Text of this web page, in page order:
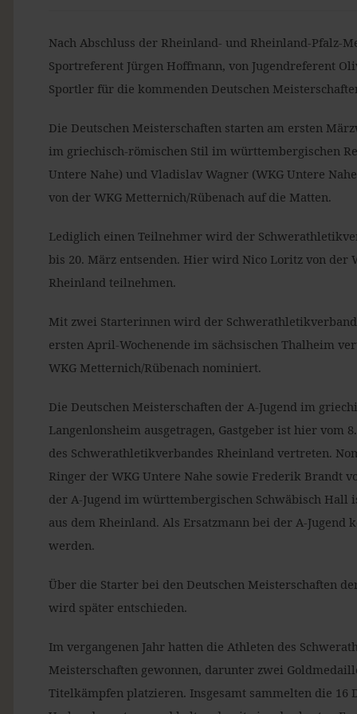
Nach Abschluss der Rheinland- und Rheinland-
Sportreferent Jürgen Hoffmann, von Jugendreferent
Sportler für die kommenden Deutschen
Die Deutschen Meisterschaften starten am ersten
im griechisch-römischen Stil im württembergischen
Untere Nahe) und Vladislav Wagner (WKG Untere
von der WKG Metternich/Rübenach auf die Matten.
Lediglich einen Teilnehmer wird der
bis 20. März entsenden. Hier wird Nico Loritz von der
Rheinland teilnehmen.
Mit zwei Starterinnen wird der
ersten April-Wochenende im sächsischen Thalheim
WKG Metternich/Rübenach nominiert.
Die Deutschen Meisterschaften der A-Jugend im
Langenlonsheim ausgetragen, Gastgeber ist hier vom
des Schwerathletikverbandes Rheinland vertreten.
Ringer der WKG Untere Nahe sowie Frederik Brandt
der A-Jugend im württembergischen Schwäbisch Hall
aus dem Rheinland. Als Ersatzmann bei der A-
werden.
Über die Starter bei den Deutschen Meisterschaften
wird später entschieden.
Im vergangenen Jahr hatten die Athleten des
Meisterschaften gewonnen, darunter zwei
Titelkämpfen platzieren. Insgesamt sammelten die 16